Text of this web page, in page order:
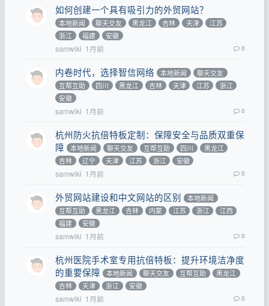
如何创建一个具有吸引力的外贸网站？
本地新闻 聊天交友 黑龙江 吉林 天津
江苏
浙江
福建 安徽
samwiki 1月前 0
内卷时代，选择智信网络 本地新闻
聊天交友
互帮互助
四川 黑龙江 吉林 天津 江苏
浙江
安徽
samwiki 1月前 0
杭州防火抗倍特板定制：保障安全与品质双重保
障
本地新闻 聊天交友 互帮互助 四川
黑龙江
吉林
辽宁 天津 江苏 浙江 安徽
samwiki 1月前 0
外贸网站建设和中文网站的区别
本地新闻
互帮互助
黑龙江 吉林 内蒙 江苏 浙江
江西
福建
安徽
samwiki 1月前 0
杭州医院手术室专用抗倍特板：提升环境洁净度
的重要保障
本地新闻 聊天交友 互帮互助
黑龙江
吉林
天津 浙江 安徽
samwiki 1月前 0